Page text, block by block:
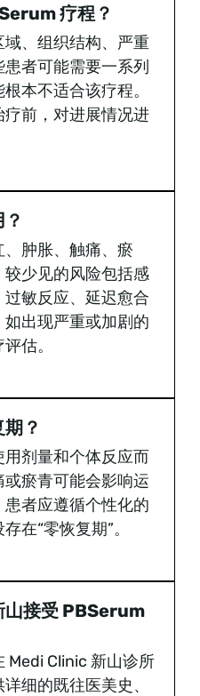
疗程？
、组织结构、严重
者可能需要一系列
本不适合该疗程。
前，对进展情况进
肿胀、触痛、瘀
少见的风险包括感
敏反应、延迟愈合
出现严重或加剧的
估。
？
剂量和个体反应而
瘀青可能会影响运
者应遵循个性化的
在“零恢复期”。
山接受 PBSerum
Medi Clinic 新山诊所
细的既往医美史、